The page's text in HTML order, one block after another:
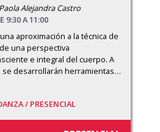
Alejandra Castro
9:30 A 11:00
aproximación a la técnica de
una perspectiva
e integral del cuerpo. A
desarrollarán herramientas…
/ PRESENCIAL